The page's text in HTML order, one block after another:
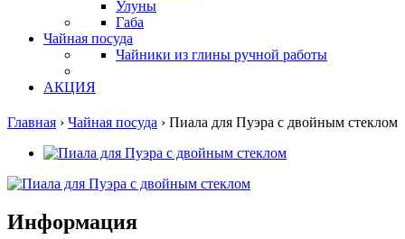
Улуны
Габа
Чайная посуда
Чайники из глины ручной работы
АКЦИЯ
Главная › Чайная посуда › Пиала для Пуэра с двойным стеклом
Информация